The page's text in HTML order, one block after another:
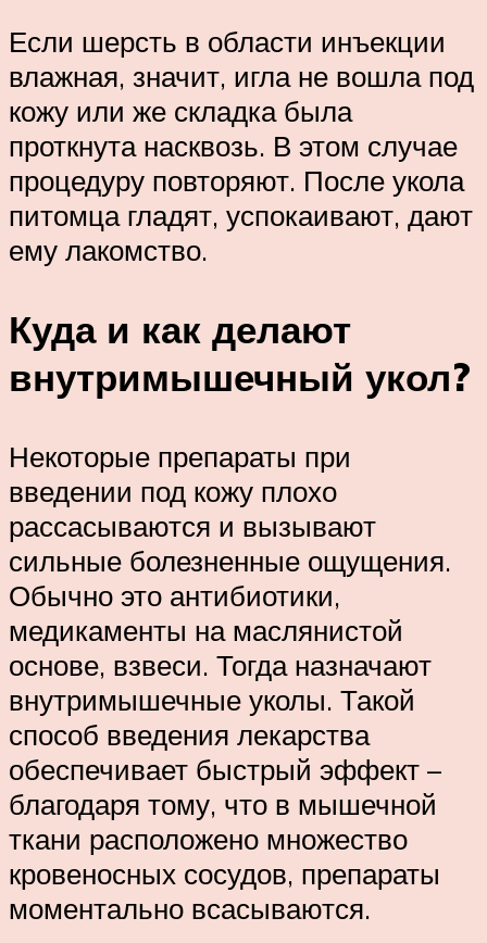
Если шерсть в области инъекции
влажная, значит, игла не вошла под
кожу или же складка была
проткнута насквозь. В этом случае
процедуру повторяют. После укола
питомца гладят, успокаивают, дают
ему лакомство.
Куда и как делают
внутримышечный укол?
Некоторые препараты при
введении под кожу плохо
рассасываются и вызывают
сильные болезненные ощущения.
Обычно это антибиотики,
медикаменты на маслянистой
основе, взвеси. Тогда назначают
внутримышечные уколы. Такой
способ введения лекарства
обеспечивает быстрый эффект –
благодаря тому, что в мышечной
ткани расположено множество
кровеносных сосудов, препараты
моментально всасываются.